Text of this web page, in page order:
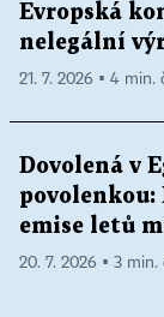
Evropská
nelegální
21. 7. 2026 ▪ 4 min.
Dovolená v
emise letů
20. 7. 2026 ▪ 3 min.